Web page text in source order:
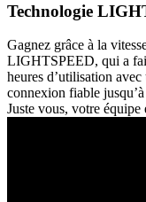
Technologie
Gagnez grâce à la
LIGHTSPEED, qui a
heures d’utilisation
connexion fiable
Juste vous, votre